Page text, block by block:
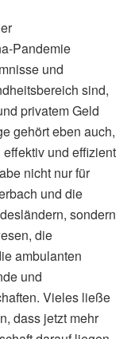
Pandemie
und
sind,
privatem Geld
gehört eben auch,
und effizient
nicht nur für
und die
sondern
die
ambulanten
und
Vieles ließe
dass jetzt mehr